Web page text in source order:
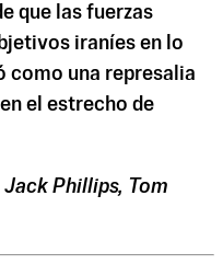
que las fuerzas
iraníes en lo
como una represalia
el estrecho de
Phillips, Tom